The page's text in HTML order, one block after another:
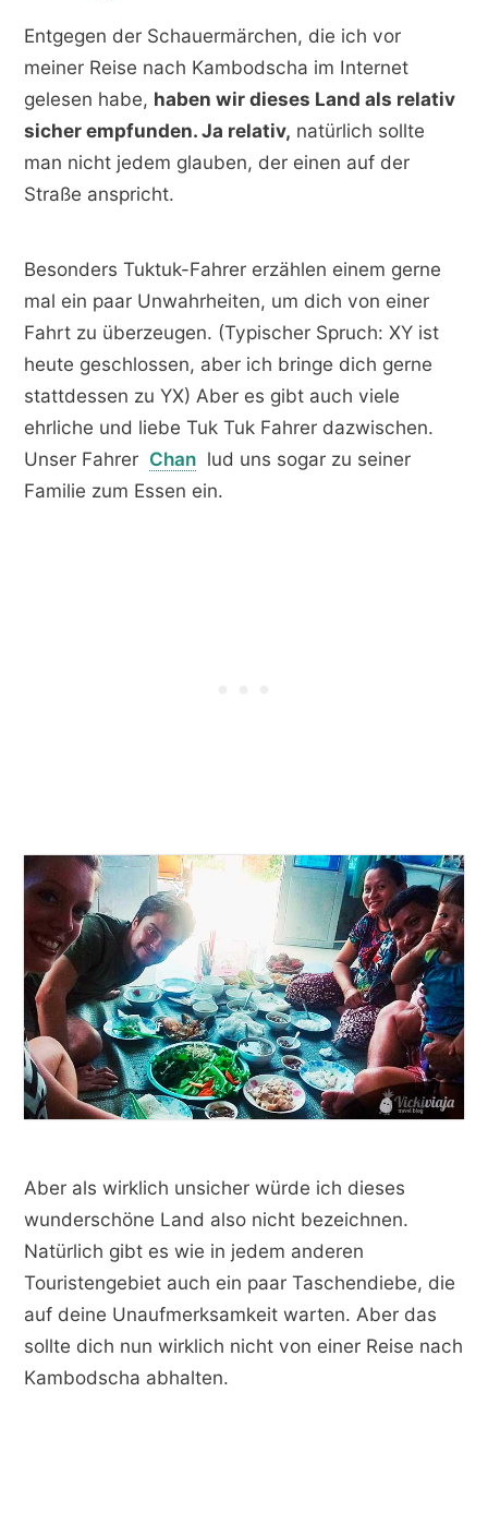
Entgegen der Schauermärchen, die ich vor
meiner Reise nach Kambodscha im Internet
gelesen habe, haben wir dieses Land als relativ
sicher empfunden. Ja relativ, natürlich sollte
man nicht jedem glauben, der einen auf der
Straße anspricht.
Besonders Tuktuk-Fahrer erzählen einem gerne
mal ein paar Unwahrheiten, um dich von einer
Fahrt zu überzeugen. (Typischer Spruch: XY ist
heute geschlossen, aber ich bringe dich gerne
stattdessen zu YX) Aber es gibt auch viele
ehrliche und liebe Tuk Tuk Fahrer dazwischen.
Unser Fahrer Chan lud uns sogar zu seiner
Familie zum Essen ein.
Aber als wirklich unsicher würde ich dieses
wunderschöne Land also nicht bezeichnen.
Natürlich gibt es wie in jedem anderen
Touristengebiet auch ein paar Taschendiebe, die
auf deine Unaufmerksamkeit warten. Aber das
sollte dich nun wirklich nicht von einer Reise nach
Kambodscha abhalten.